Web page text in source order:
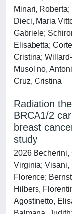
Minari,
Dieci, Maria
Gabriele;
Elisabetta;
Cristina;
Musolino,
Cruz, Cristina
Radiation
BRCA1/2
breast
study
2026 Becherini,
Virginia; Visani,
Florence;
Hilbers,
Agostinetto,